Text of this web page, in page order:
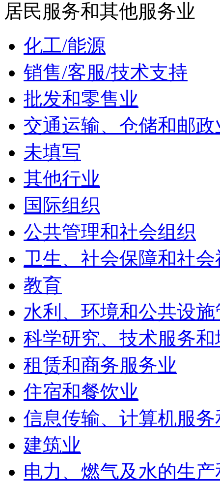
居民服务和其他服务业
化工/能源
销售/客服/技术支持
批发和零售业
交通运输、仓储和邮政
未填写
其他行业
国际组织
公共管理和社会组织
卫生、社会保障和社
教育
水利、环境和公共设
科学研究、技术服务
租赁和商务服务业
住宿和餐饮业
信息传输、计算机服
建筑业
电力、燃气及水的生